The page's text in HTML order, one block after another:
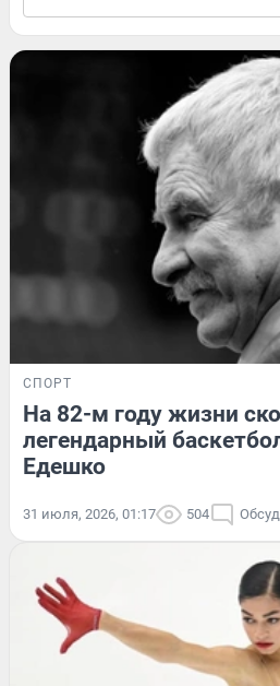
СПОРТ
На 82-м году жизни
легендарный
Едешко
31 июля, 2026, 01:17 504